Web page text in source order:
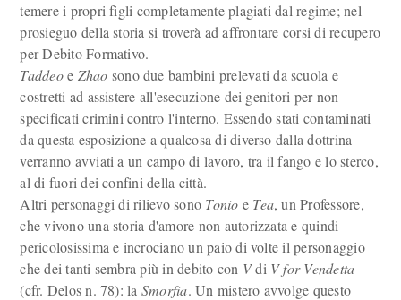
temere i propri figli completamente plagiati dal regime; nel
prosieguo della storia si troverà ad affrontare corsi di recupero
per Debito Formativo.
Taddeoe Zhao sono due bambini prelevati da scuola e
costretti ad assistere all'esecuzione dei genitori per non
specificati crimini contro l'interno. Essendo stati contaminati
da questa esposizione a qualcosa di diverso dalla dottrina
verranno avviati a un campo di lavoro, tra il fango e lo sterco,
al di fuori dei confini della città.
Altri personaggi di rilievo sono Tonio e Tea, un Professore,
che vivono una storia d'amore non autorizzata e quindi
pericolosissima e incrociano un paio di volte il personaggio
che dei tanti sembra più in debito con Vdi V for Vendetta
(cfr. Delos n. 78): la Smorfia. Un mistero avvolge questo